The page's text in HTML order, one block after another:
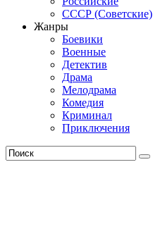
СССР (Советские)
Жанры
Боевики
Военные
Детектив
Драма
Мелодрама
Комедия
Криминал
Приключения